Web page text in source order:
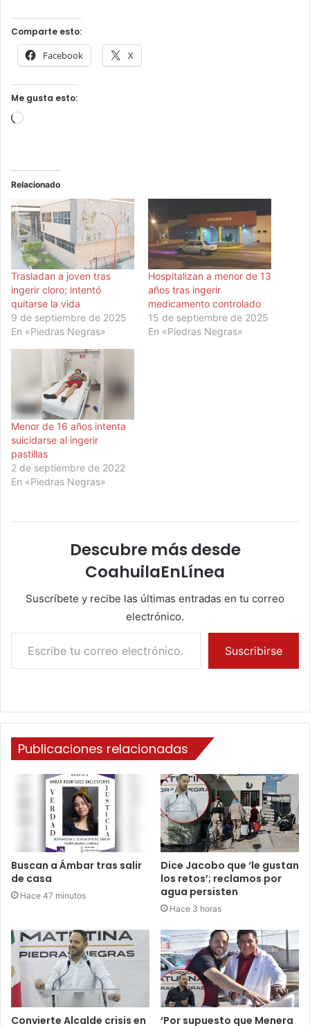
Comparte esto:
Facebook X
Me gusta esto:
Cargando...
Relacionado
Trasladan a joven tras
ingerir cloro; intentó
quitarse la vida
9 de septiembre de 2025
En «Piedras Negras»
Hospitalizan a menor de 13
años tras ingerir
medicamento controlado
15 de septiembre de 2025
En «Piedras Negras»
Menor de 16 años intenta
suicidarse al ingerir
pastillas
2 de septiembre de 2022
En «Piedras Negras»
Descubre más desde
CoahuilaEnLínea
Suscríbete y recibe las últimas entradas en tu correo
electrónico.
Escribe tu correo electrónico…
Suscribirse
Publicaciones relacionadas
Buscan a Ámbar tras salir
de casa
Hace 47 minutos
Dice Jacobo que ‘le gustan
los retos’; reclamos por
agua persisten
Hace 3 horas
Convierte Alcalde crisis en ‘Por supuesto que Menera